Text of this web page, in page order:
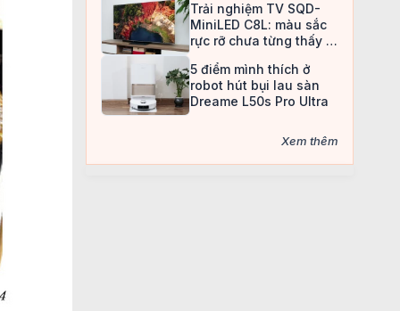
Trải nghiệm TV SQD-
MiniLED C8L: màu sắc
rực rỡ chưa từng thấy ở
5 điểm mình thích ở
robot hút bụi lau sàn
Dreame L50s Pro Ultra
Xem thêm